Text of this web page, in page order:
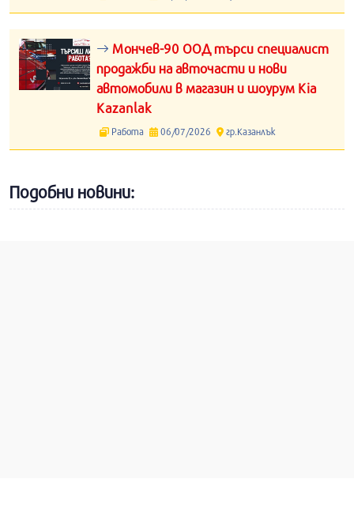
Мончев-90 ООД търси специалист
продажби на авточасти и нови
автомобили в магазин и шоурум Kia
Kazanlak
Работа 06/07/2026 гр.Казанлък
Подобни новини: